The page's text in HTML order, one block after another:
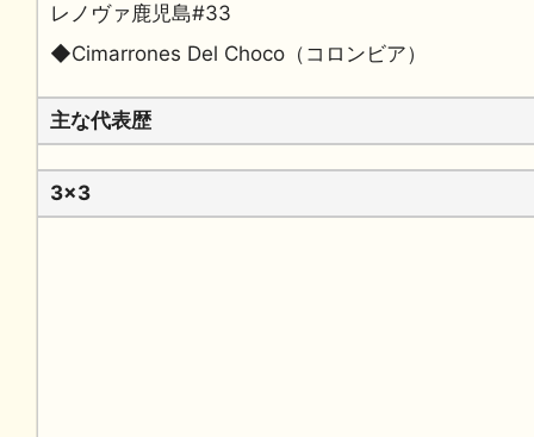
レノヴァ鹿児島#33
◆Cimarrones Del Choco（コロンビア）
主な代表歴
3x3